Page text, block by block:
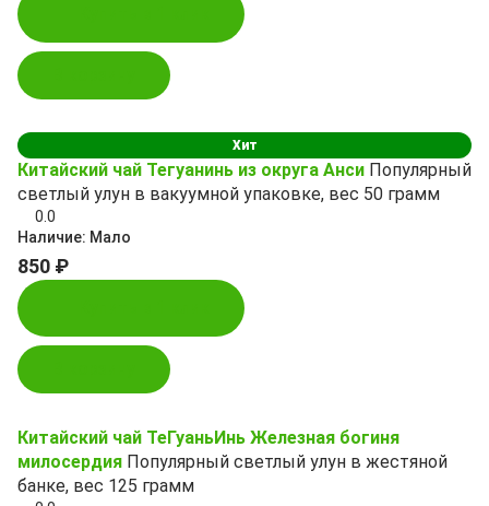
Хит
Китайский чай Тегуанинь из округа Анси Популярный
светлый улун в вакуумной упаковке, вес 50 грамм
0.0
Наличие: Мало
850 ₽
Китайский чай ТеГуаньИнь Железная богиня
милосердия Популярный светлый улун в жестяной
банке, вес 125 грамм